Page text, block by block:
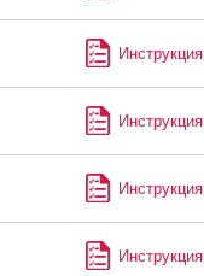
Инструкция
Инструкция
Инструкция
Инструкция